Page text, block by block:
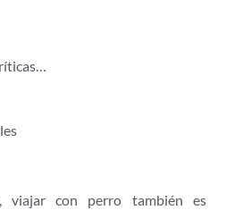
viajar con perro también es